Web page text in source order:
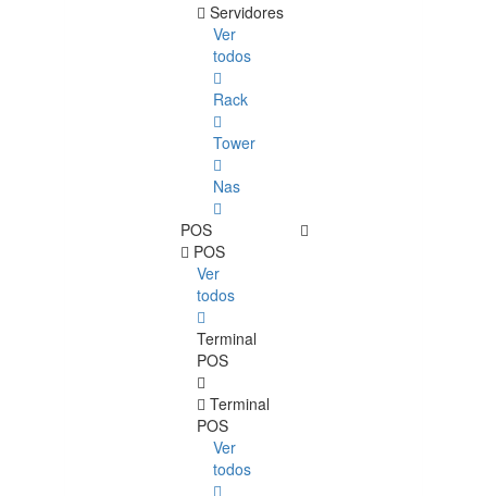
Servidores
Ver
todos
Rack
Tower
Nas
POS
POS
Ver
todos
Terminal
POS
Terminal
POS
Ver
todos